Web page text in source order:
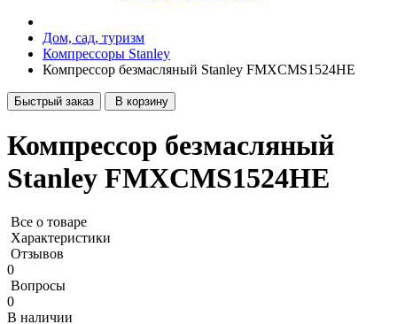
Дом, сад, туризм
Компрессоры Stanley
Компрессор безмасляный Stanley FMXCMS1524HE
Быстрый заказ В корзину
Компрессор безмасляный
Stanley FMXCMS1524HE
Все о товаре
Характеристики
Отзывов
0
Вопросы
0
В наличии